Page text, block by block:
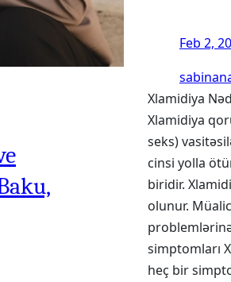
Feb 2,
Xlamidiya
Xlamidiya
seks)
cinsi yolla
biridir.
olunur.
simptomları
heç bir